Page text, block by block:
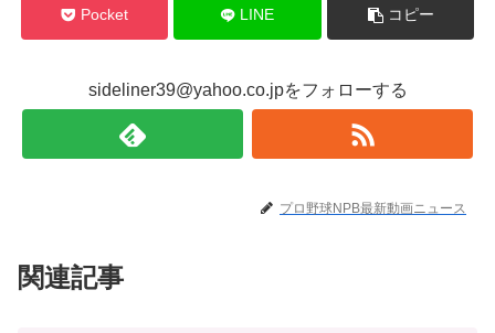
Pocket LINE コピー
sideliner39@yahoo.co.jpをフォローする
プロ野球NPB最新動画ニュース
関連記事